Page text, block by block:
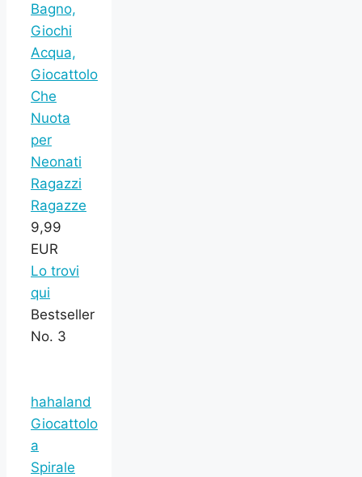
Bagno,
Giochi
Acqua,
Giocattolo
Che
Nuota
per
Neonati
Ragazzi
Ragazze
9,99
EUR
Lo trovi
qui
Bestseller
No. 3
hahaland
Giocattolo
a
Spirale